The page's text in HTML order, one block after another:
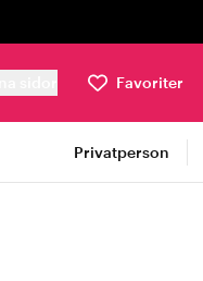
Favoriter
Privatperson